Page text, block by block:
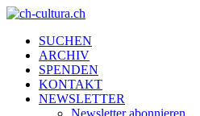
SUCHEN
ARCHIV
SPENDEN
KONTAKT
NEWSLETTER
Newsletter abonnieren